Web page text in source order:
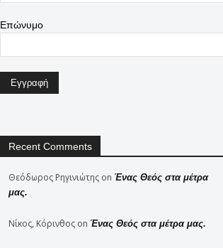
Επώνυμο
Recent Comments
Θεόδωρος Ρηγινιώτης on Ένας Θεός στα μέτρα
μας.
Νίκος, Κόρινθος on Ένας Θεός στα μέτρα μας.